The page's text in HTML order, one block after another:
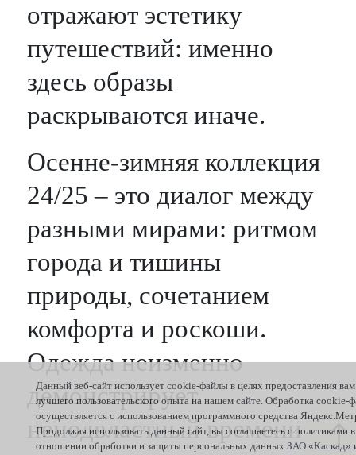
отражают эстетику
путешествий: именно
здесь образы
раскрываются иначе.
Осенне-зимняя коллекция
24/25 – это диалог между
разными мирами: ритмом
города и тишины
природы, сочетанием
комфорта и роскоши.
Одежда неизменно
демонстрирует
неподвластный времени
Данный веб-сайт использует cookie-файлы в целях предоставления вам
лучшего пользовательского опыта на нашем сайте. Обработка cookie-
осуществляется с использованием программного средства
Продолжая использовать данный сайт, вы соглашаетесь с политиками в
отношении обработки и защиты персональных данных ЗАО «Каскад»